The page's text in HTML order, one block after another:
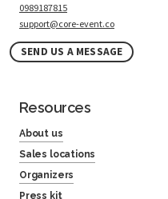
0989187815
support@core-event.co
SEND US A MESSAGE
Resources
About us
Sales locations
Organizers
Press kit